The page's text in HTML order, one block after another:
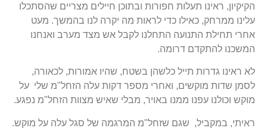
הקיקיון, ראינו תעלות חפורות ובתוכן חיילים מצריים שהסתכלו
עלינו ממרחק, כאילו כדי לראות מה יקרה לנו בהמשך. מעט
אחרי תחילת התנועה התחלנו לקבל אש מצד מערב ואנחנו
המשכנו להתקדם דרומה.
לא ראינו גדרות תייל כלשהן בשטח, שהיו אמורות, לכאורה,
לסמן שדות מוקשים, ואחרי מספר דקות עלה הזחל"מ שלי על
מוקש וכולנו עפנו ממנו באויר, מבלי שאיש מצוות הזחל"מ נפגע.
ראיתי, במקביל, שגם שזחל"מ המרגמה של סגל עלה על מוקש.